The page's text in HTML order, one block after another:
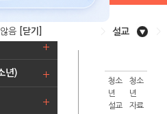
년)
설교
청소
년
설교
청소
년
자료
음 [닫기]